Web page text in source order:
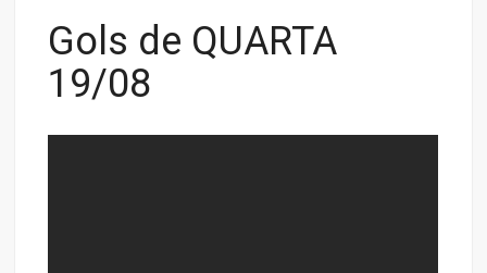
Gols de QUARTA
19/08